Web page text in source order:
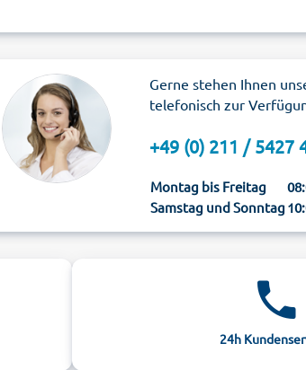
Gerne stehen Ihnen
telefonisch zur
+49 (0) 211 / 5427
Montag bis Freitag
Samstag und Sonntag
24h